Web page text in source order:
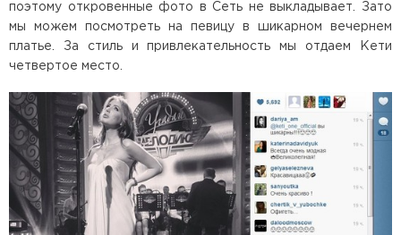
поэтому откровенные фото в Сеть не выкладывает. Зато
мы можем посмотреть на певицу в шикарном вечернем
платье. За стиль и привлекательность мы отдаем Кети
четвертое место.